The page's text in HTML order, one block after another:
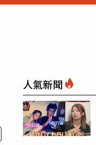
人氣新聞